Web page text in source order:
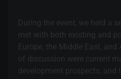
During the event, we held a
met with both existing and
Europe, the Middle East,
of discussion were current
development prospects, and